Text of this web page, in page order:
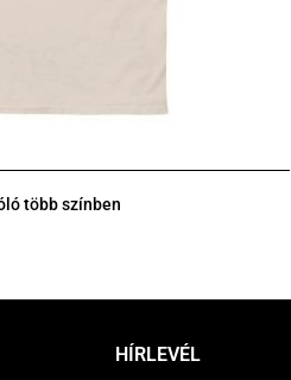
több színben
HÍRLEVÉL